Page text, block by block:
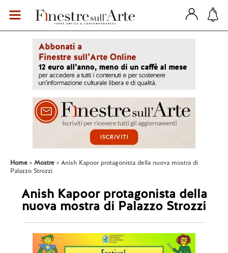
Home Mostre
Anish Kapoor protagonista della nuova mostra di
Palazzo Strozzi
Anish Kapoor protagonista della
nuova mostra di Palazzo Strozzi